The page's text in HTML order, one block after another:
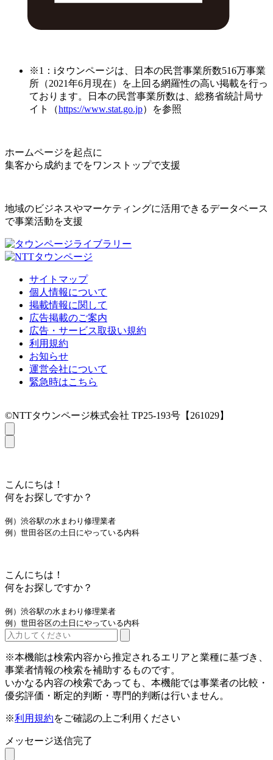
※1：iタウンページは、日本の民営事業所数516万事業
所（2021年6月現在）を上回る網羅性の高い掲載を行っ
ております。日本の民営事業所数は、総務省統計局サ
イト（https://www.stat.go.jp）を参照
ホームページを起点に
集客から成約までをワンストップで支援
地域のビジネスやマーケティングに活用できるデータベース
で事業活動を支援
サイトマップ
個人情報について
掲載情報に関して
広告掲載のご案内
広告・サービス取扱い規約
利用規約
お知らせ
運営会社について
緊急時はこちら
©NTTタウンページ株式会社 TP25-193号【261029】
こんにちは！
何をお探しですか？
例）渋谷駅の水まわり修理業者
例）世田谷区の土日にやっている内科
こんにちは！
何をお探しですか？
例）渋谷駅の水まわり修理業者
例）世田谷区の土日にやっている内科
※本機能は検索内容から推定されるエリアと業種に基づき、
事業者情報の検索を補助するものです。
いかなる内容の検索であっても、本機能では事業者の比較・
優劣評価・断定的判断・専門的判断は行いません。
※利用規約をご確認の上ご利用ください
メッセージ送信完了